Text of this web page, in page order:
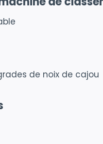
de noix de cajou